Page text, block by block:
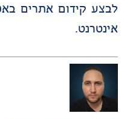
לבצע קידום אתרים
אינטרנט.